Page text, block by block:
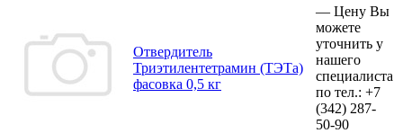
Отвердитель
Триэтилентетрамин (ТЭТа)
фасовка 0,5 кг
— Цену Вы
можете
уточнить у
нашего
специалиста
по тел.: +7
(342) 287-
50-90